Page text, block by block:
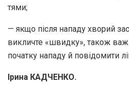
тями;
— якщо після нападу хворий
викличте «швидку», також
початку нападу й повідомити
Ірина КАДЧЕНКО.